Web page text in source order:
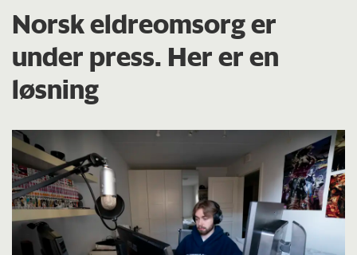
Norsk eldreomsorg er
under press. Her er en
løsning